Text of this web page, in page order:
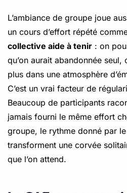
L’ambiance de groupe joue
un cours d’effort répété
collective aide à tenir : on
qu’on aurait abandonnée seul,
plus dans une atmosphère
C’est un vrai facteur de
Beaucoup de participants
jamais fourni le même effort
groupe, le rythme donné par
transforment une corvée
que l’on attend.